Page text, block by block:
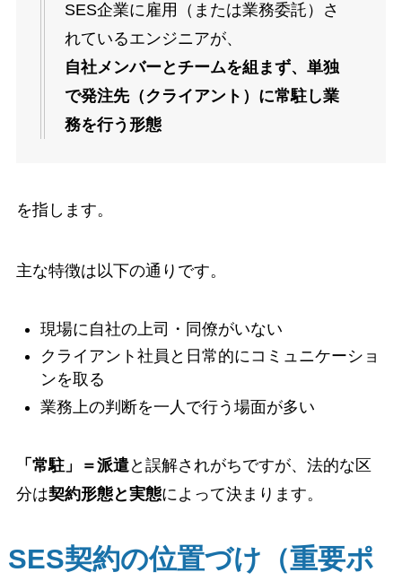
SES企業に雇用（または業務委託）さ
れているエンジニアが、
自社メンバーとチームを組まず、単独
で発注先（クライアント）に常駐し業
務を行う形態
を指します。
主な特徴は以下の通りです。
現場に自社の上司・同僚がいない
クライアント社員と日常的にコミュニケーショ
ンを取る
業務上の判断を一人で行う場面が多い
「常駐」＝派遣と誤解されがちですが、法的な区
分は契約形態と実態によって決まります。
SES契約の位置づけ（重要ポ